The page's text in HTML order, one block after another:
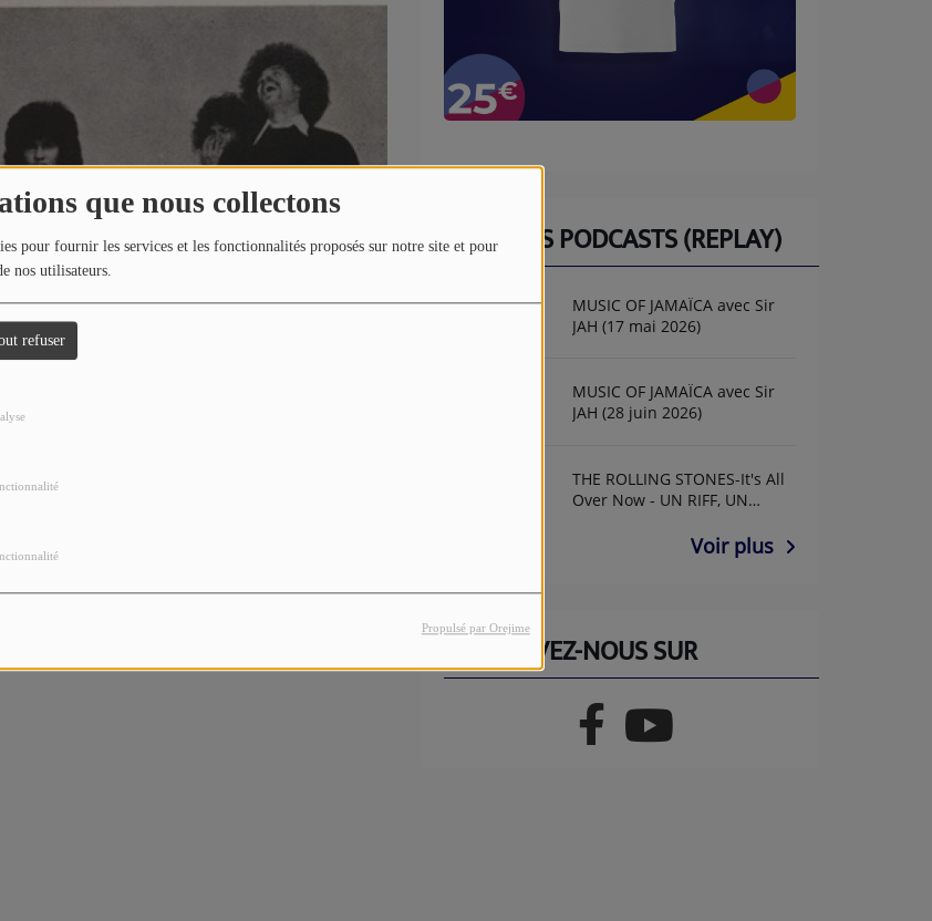
que nous collectons
pour fournir les services et les fonctionnalités proposés sur notre site et pour
nos utilisateurs.
refuser
Propulsé par Orejime
de "
DERNIERS PODCASTS (REPLAY)
MUSIC OF JAMAÏCA avec Sir
JAH (17 mai 2026)
MUSIC OF JAMAÏCA avec Sir
JAH (28 juin 2026)
THE ROLLING STONES-It's All
Over Now - UN RIFF, UN
Voir plus
RETROUVEZ-NOUS SUR